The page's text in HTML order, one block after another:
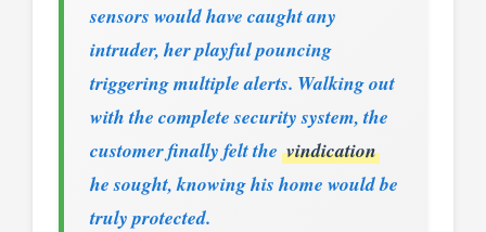
sensors would have caught any
intruder, her playful pouncing
triggering multiple alerts. Walking out
with the complete security system, the
customer finally felt the vindication
he sought, knowing his home would be
truly protected.